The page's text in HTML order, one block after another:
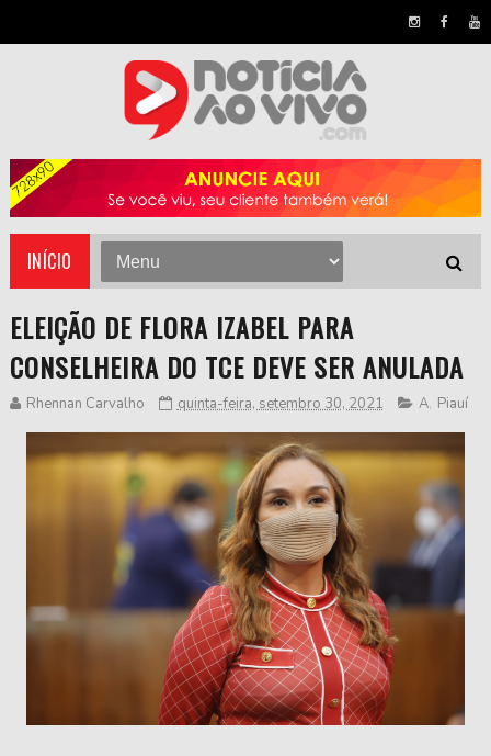
INÍCIO
ELEIÇÃO DE FLORA IZABEL PARA
CONSELHEIRA DO TCE DEVE SER ANULADA
Rhennan Carvalho quinta-feira, setembro 30, 2021 A, Piauí